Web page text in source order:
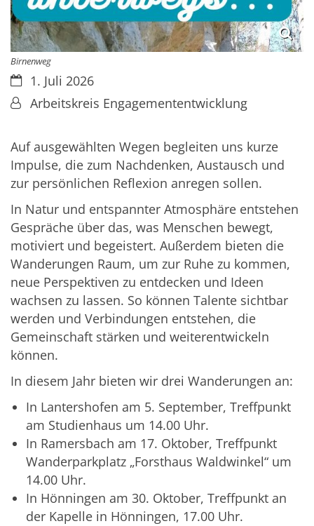
Birnenweg
Datum:1. Juli 2026
Von:Arbeitskreis Engagemententwicklung
Auf ausgewählten Wegen begleiten uns kurze
Impulse, die zum Nachdenken, Austausch und
zur persönlichen Reflexion anregen sollen.
In Natur und entspannter Atmosphäre entstehen
Gespräche über das, was Menschen bewegt,
motiviert und begeistert. Außerdem bieten die
Wanderungen Raum, um zur Ruhe zu kommen,
neue Perspektiven zu entdecken und Ideen
wachsen zu lassen. So können Talente sichtbar
werden und Verbindungen entstehen, die
Gemeinschaft stärken und weiterentwickeln
können.
In diesem Jahr bieten wir drei Wanderungen an:
In Lantershofen am 5. September, Treffpunkt
am Studienhaus um 14.00 Uhr.
In Ramersbach am 17. Oktober, Treffpunkt
Wanderparkplatz „Forsthaus Waldwinkel“ um
14.00 Uhr.
In Hönningen am 30. Oktober, Treffpunkt an
der Kapelle in Hönningen, 17.00 Uhr.